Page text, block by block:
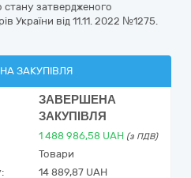
затвердженого
України від 11.11. 2022 №1275.
ЗАКУПІВЛЯ
ЗАВЕРШЕНА
ЗАКУПІВЛЯ
1 488 986,58 UAH (з ПДВ)
Товари
14 889,87 UAH